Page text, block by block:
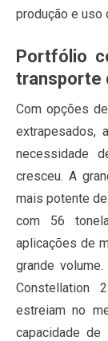
produção e uso
Portfólio
transporte
Com opções
extrapesados,
necessidade
cresceu. A
mais potente
com 56
aplicações de
grande
Constellation
estreiam no
capacidade de